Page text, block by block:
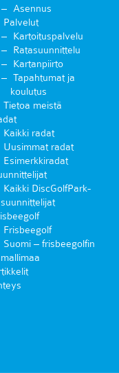
Asennus
Palvelut
Kartoituspalvelu
Ratasuunnittelu
Kartanpiirto
Tapahtumat ja
koulutus
Tietoa meistä
Kaikki radat
Uusimmat radat
Esimerkkiradat
Kaikki DiscGolfPark-
suunnittelijat
Frisbeegolf
Suomi – frisbeegolfin
mallimaa